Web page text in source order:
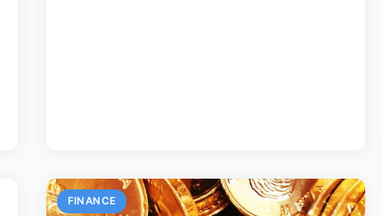
FINANCE